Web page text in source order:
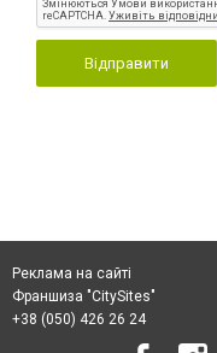
Відправити
Реклама на сайті
Франшиза "CitySites"
+38 (050) 426 26 24